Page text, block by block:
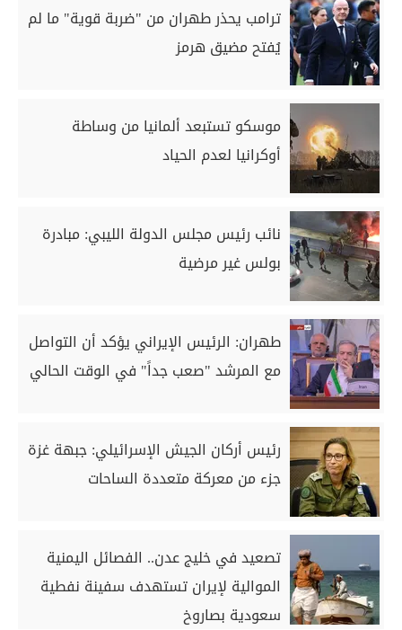
ترامب يحذر طهران من "ضربة قوية" ما لم
يُفتح مضيق هرمز
موسكو تستبعد ألمانيا من وساطة
أوكرانيا لعدم الحياد
نائب رئيس مجلس الدولة الليبي: مبادرة
بولس غير مرضية
طهران: الرئيس الإيراني يؤكد أن التواصل
مع المرشد "صعب جداً" في الوقت الحالي
رئيس أركان الجيش الإسرائيلي: جبهة غزة
جزء من معركة متعددة الساحات
تصعيد في خليج عدن.. الفصائل اليمنية
الموالية لإيران تستهدف سفينة نفطية
سعودية بصاروخ